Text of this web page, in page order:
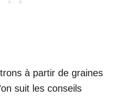
à partir de graines
suit les conseils